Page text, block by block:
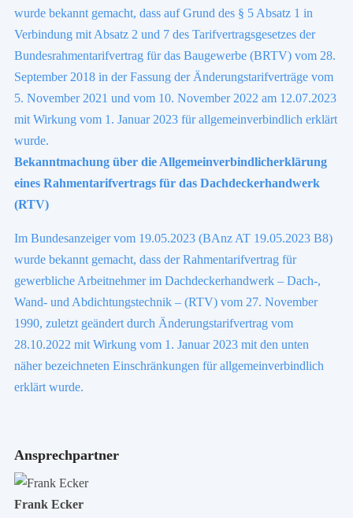
wurde bekannt gemacht, dass auf Grund des § 5 Absatz 1 in
Verbindung mit Absatz 2 und 7 des Tarifvertragsgesetzes der
Bundesrahmentarifvertrag für das Baugewerbe (BRTV) vom 28.
September 2018 in der Fassung der Änderungstarifverträge vom
5. November 2021 und vom 10. November 2022 am 12.07.2023
mit Wirkung vom 1. Januar 2023 für allgemeinverbindlich erklärt
wurde.
Bekanntmachung über die Allgemeinverbindlicherklärung
eines Rahmentarifvertrags für das Dachdeckerhandwerk
(RTV)
Im Bundesanzeiger vom 19.05.2023 (BAnz AT 19.05.2023 B8)
wurde bekannt gemacht, dass der Rahmentarifvertrag für
gewerbliche Arbeitnehmer im Dachdeckerhandwerk – Dach-,
Wand- und Abdichtungstechnik – (RTV) vom 27. November
1990, zuletzt geändert durch Änderungstarifvertrag vom
28.10.2022 mit Wirkung vom 1. Januar 2023 mit den unten
näher bezeichneten Einschränkungen für allgemeinverbindlich
erklärt wurde.
Ansprechpartner
Frank Ecker